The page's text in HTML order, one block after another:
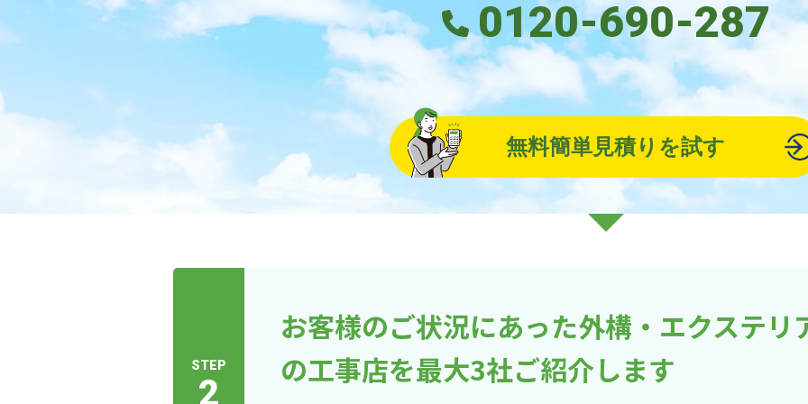
0120-690-287
無料簡単見積りを試す
STEP
2
お客様のご状況にあった外構・エクステリ
の工事店を最大3社ご紹介します